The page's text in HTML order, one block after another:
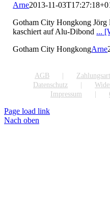
Arne2013-11-
Gotham City Hongkong
kaschiert auf Alu-Dibond ...
Gotham City HongkongArne
AGB
Datenschutz
Impressum
Page load link
Nach oben